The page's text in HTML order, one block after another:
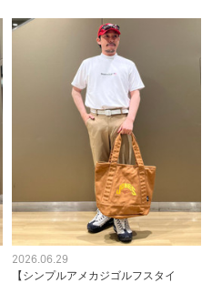
2026.06.29
【シンプルアメカジゴルフスタイ